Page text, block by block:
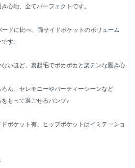
心地、全てパーフェクトです。
ドに比べ、両サイドポケットのボリューム
す。
いほど、裏起毛でポカポカと楽チンな履き心
ん、セレモニーやパーティーシーンなど
もって過ごせるパンツ♪
ポケット有、ヒップポケットはイミテーショ